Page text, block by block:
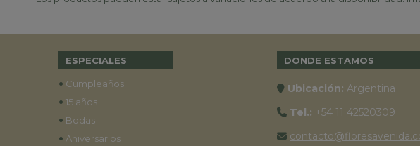
ESPECIALES
• Cumpleaños
• 15 años
• Bodas
• Aniversarios
DONDE ESTAMOS
Ubicación: Argentina
Tel.: +54 11 42520309